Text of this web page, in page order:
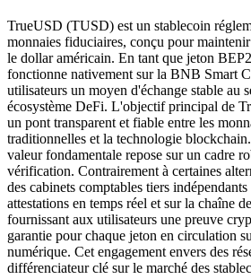
TrueUSD (TUSD) est un stablecoin
monnaies fiduciaires, conçu pour
le dollar américain. En tant que jeton
fonctionne nativement sur la BNB Smart
utilisateurs un moyen d'échange stable au
écosystème DeFi. L'objectif principal de
un pont transparent et fiable entre les
traditionnelles et la technologie
valeur fondamentale repose sur un cadre
vérification. Contrairement à certaines
des cabinets comptables tiers
attestations en temps réel et sur la chaîne
fournissant aux utilisateurs une preuve
garantie pour chaque jeton en circulation
numérique. Cet engagement envers des
différenciateur clé sur le marché des